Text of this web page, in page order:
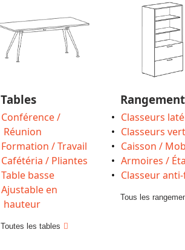
Tables
Conférence /
Réunion
Formation / Travail
Cafétéria / Pliantes
Table basse
Ajustable en
hauteur
Toutes les tables
Rangement
Classeurs
Classeurs
Caisson /
Armoires /
Classeur
Tous les